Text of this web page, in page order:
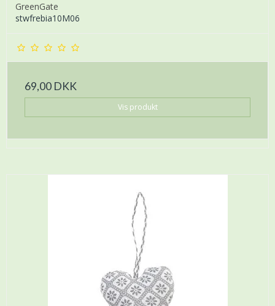
GreenGate
stwfrebia10M06
69,00 DKK
Vis produkt